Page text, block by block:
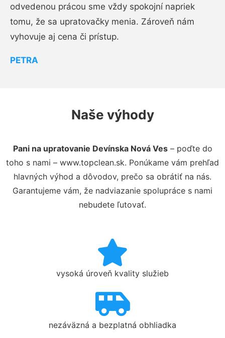
odvedenou prácou sme vždy spokojní napriek
tomu, že sa upratovačky menia. Zároveň nám
vyhovuje aj cena či prístup.
PETRA
Naše výhody
Pani na upratovanie Devínska Nová Ves– poďte do
toho s nami – www.topclean.sk. Ponúkame vám prehľad
hlavných výhod a dôvodov, prečo sa obrátiť na nás.
Garantujeme vám, že nadviazanie spolupráce s nami
nebudete ľutovať.
vysoká úroveň kvality služieb
nezáväzná a bezplatná obhliadka